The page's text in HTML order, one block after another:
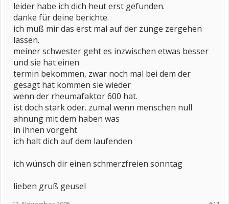
Dies würde die Entscheidung sehr erleichtern, ob ich nur ein Schmerzmittel
nehme oder einen Entzündungshemmer dazu.
Ich habe schon an mir selbst erlebt, dass bei großen Schmerzen nicht immer
auch der Entzündungswert hoch sein muss, zwar meist, aber nicht immer! Da
der entzündungshemmende Anteil der Medikamente eigentlich das
schädlichere ist, könnte man so die dadurch bedingten Nebenwirkungen ab
und zu vermeiden. Ich lehne es übrigens ab, permanent Antirheumatika
einzunehmen. Die ärztlichen Anschichten dazu sind neuerdings auch sehr
unterschiedlich. Prof. Hein von der Universität Jena stand vor 15 Jahren noch
dazu, jetzt hat sich seine Meinung auch geändert.
KerstinKurze
Mühltal 5, 07639 Weißenborn
Antwort von Prof. Dr. Henning Zeidler,
leider habe ich dich heut erst gefunden.
danke für deine berichte.
ich muß mir das erst mal auf der zunge zergehen
lassen.
meiner schwester geht es inzwischen etwas besser
und sie hat einen
termin bekommen, zwar noch mal bei dem der
gesagt hat kommen sie wieder
wenn der rheumafaktor 600 hat.
ist doch stark oder. zumal wenn menschen null
ahnung mit dem haben was
in ihnen vorgeht.
ich halt dich auf dem laufenden
ich wünsch dir einen schmerzfreien sonntag
lieben gruß geusel